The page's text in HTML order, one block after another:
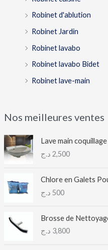
Robinet d'ablution
Robinet Jardin
Robinet lavabo
Robinet lavabo Bidet
Robinet lave-main
Nos meilleures ventes
Lave main
2,500 د.ج
Chlore en Galets
500 د.ج
Brosse de
3,800 د.ج